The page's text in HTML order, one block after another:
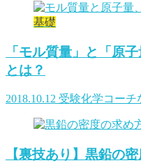
基礎
「モル質量」と「原
とは？
2018.10.12 受験化学コーチ
【裏技あり】黒鉛の